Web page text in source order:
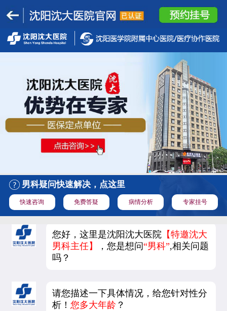
男科疑问快速解决，点这里
快速咨询 免费答疑 病情分析 专家挂号
您好，这里是沈阳沈大医院 【特邀沈大
男科主任】
，您是想问“男科”,相关问题
吗？
请您描述一下具体情况，给您针对性分
析！您多大年龄 ？